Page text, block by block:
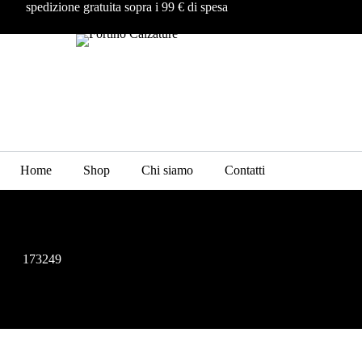
spedizione gratuita sopra i 99 € di spesa
Home Shop Chi siamo Contatti
173249